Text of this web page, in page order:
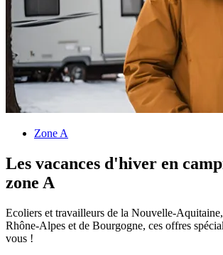
Zone A
Les vacances d'hiver en
zone A
Ecoliers et travailleurs de la Nouvelle-
Rhône-Alpes et de Bourgogne, ces offres
vous !